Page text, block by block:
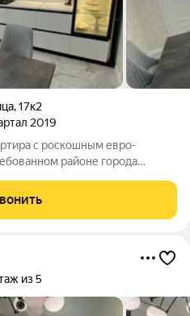
,17к2
2019
с роскошным евро-
районе города
обеспечат тепло
и уютная кухня,
из 5